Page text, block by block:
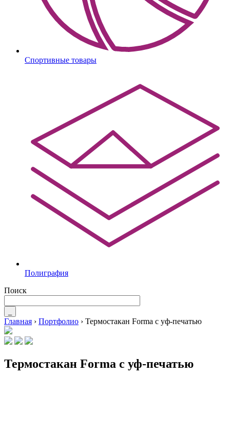
Спортивные товары
Полиграфия
Поиск
Вы здесь
Главная › Портфолио › Термостакан Forma с уф-печатью
Термостакан Forma с уф-печатью